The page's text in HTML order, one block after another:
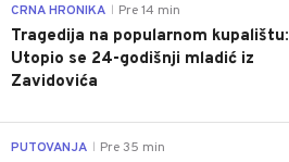
CRNA HRONIKA Pre 14 min
Tragedija na popularnom kupalištu:
Utopio se 24-godišnji mladić iz
Zavidovića
PUTOVANJA Pre 35 min